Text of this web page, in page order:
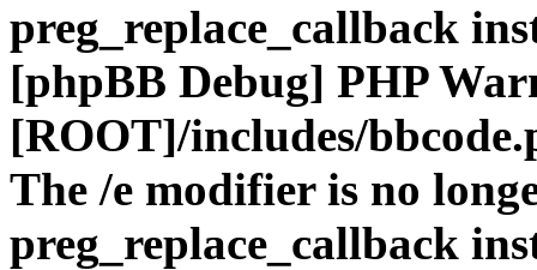
preg_replace_callback
[phpBB Debug] PHP
[ROOT]/includes/
The /e modifier is no
preg_replace_callback